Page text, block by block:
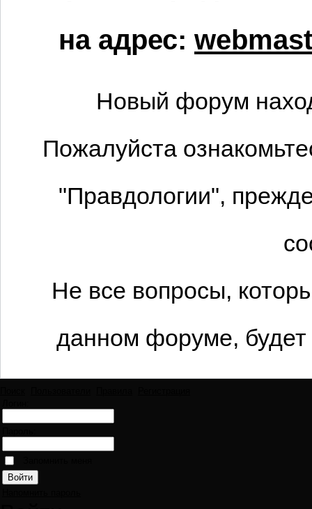
на адрес:
Новый форум
Пожалуйста
"Правдологии",
Не все вопросы,
данном форуме,